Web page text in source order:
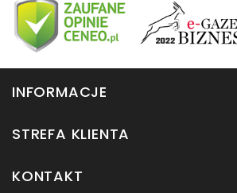
INFORMACJE
STREFA KLIENTA
KONTAKT